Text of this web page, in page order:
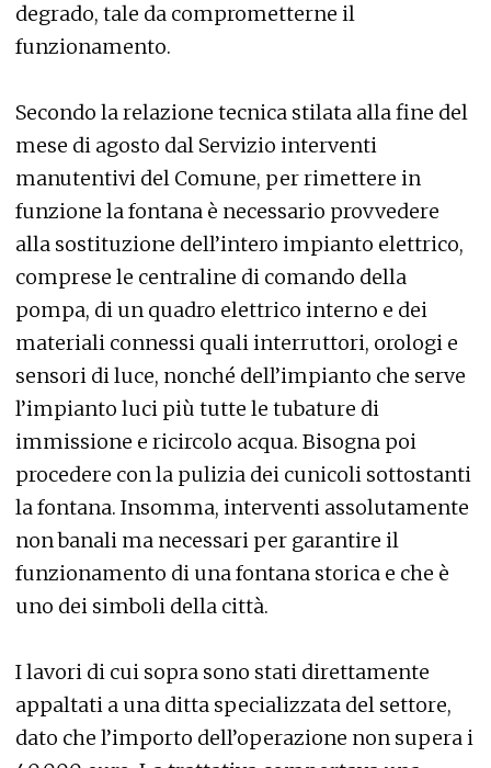
degrado, tale da comprometterne il
funzionamento.
Secondo la relazione tecnica stilata alla fine del
mese di agosto dal Servizio interventi
manutentivi del Comune, per rimettere in
funzione la fontana è necessario provvedere
alla sostituzione dell’intero impianto elettrico,
comprese le centraline di comando della
pompa, di un quadro elettrico interno e dei
materiali connessi quali interruttori, orologi e
sensori di luce, nonché dell’impianto che serve
l’impianto luci più tutte le tubature di
immissione e ricircolo acqua. Bisogna poi
procedere con la pulizia dei cunicoli sottostanti
la fontana. Insomma, interventi assolutamente
non banali ma necessari per garantire il
funzionamento di una fontana storica e che è
uno dei simboli della città.
I lavori di cui sopra sono stati direttamente
appaltati a una ditta specializzata del settore,
dato che l’importo dell’operazione non supera i